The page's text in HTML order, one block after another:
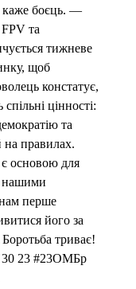
каже боєць. —
та
тижневе
щоб
констатує,
цінності:
та
правилах.
основою для
нашими
нам перше
його за
триває!
30 23 #23ОМБр